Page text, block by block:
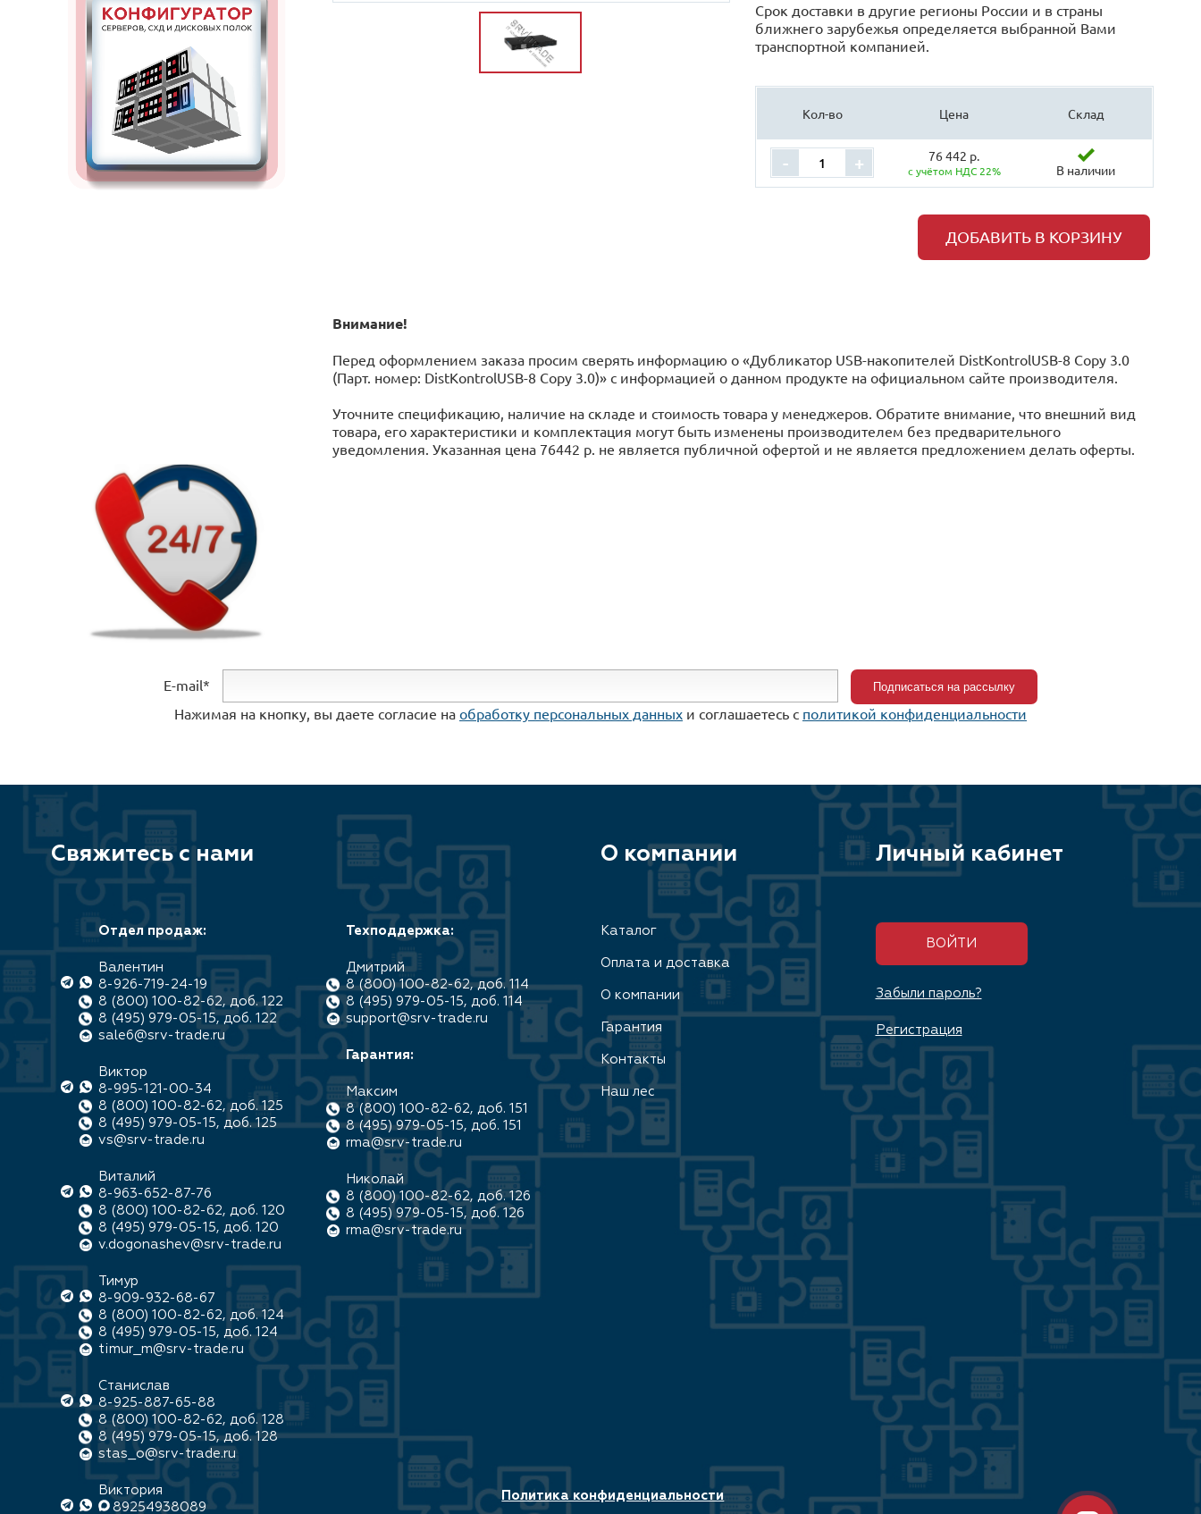
Срок доставки в другие регионы России и в страны
ближнего зарубежья определяется выбранной Вами
транспортной компанией.
Кол-во Цена Склад
- + 76 442 р.
с учётом НДС 22% В наличии
ДОБАВИТЬ В КОРЗИНУ
Внимание!
Перед оформлением заказа просим сверять информацию о «Дубликатор USB-накопителей DistKontrolUSB-8 Copy 3.0
(Парт. номер: DistKontrolUSB-8 Copy 3.0)» с информацией o данном продукте на официальном сайте производителя.
Уточните спецификацию, наличие на складе и стоимость товара у менеджеров. Обратите внимание, что внешний вид
товара, его характеристики и комплектация могут быть изменены производителем без предварительного
уведомления. Указанная цена 76442 р. не является публичной офертой и не является предложением делать оферты.
E-mail*
Нажимая на кнопку, вы даете согласие на обработку персональных данных и соглашаетесь c политикой конфиденциальности
Свяжитесь с нами
Отдел продаж:
Валентин
8-926-719-24-19
8 (800) 100-82-62, доб. 122
8 (495) 979-05-15, доб. 122
sale6@srv-trade.ru
Виктор
8-995-121-00-34
8 (800) 100-82-62, доб. 125
8 (495) 979-05-15, доб. 125
vs@srv-trade.ru
Виталий
8-963-652-87-76
8 (800) 100-82-62, доб. 120
8 (495) 979-05-15, доб. 120
v.dogonashev@srv-trade.ru
Тимур
8-909-932-68-67
8 (800) 100-82-62, доб. 124
8 (495) 979-05-15, доб. 124
timur_m@srv-trade.ru
Станислав
8-925-887-65-88
8 (800) 100-82-62, доб. 128
8 (495) 979-05-15, доб. 128
stas_o@srv-trade.ru
Виктория
89254938089
Техподдержка:
Дмитрий
8 (800) 100-82-62, доб. 114
8 (495) 979-05-15, доб. 114
support@srv-trade.ru
Гарантия:
Максим
8 (800) 100-82-62, доб. 151
8 (495) 979-05-15, доб. 151
rma@srv-trade.ru
Николай
8 (800) 100-82-62, доб. 126
8 (495) 979-05-15, доб. 126
rma@srv-trade.ru
О компании
Каталог
Оплата и доставка
О компании
Гарантия
Контакты
Наш лес
Личный кабинет
ВОЙТИ
Забыли пароль?
Регистрация
Политика конфиденциальности